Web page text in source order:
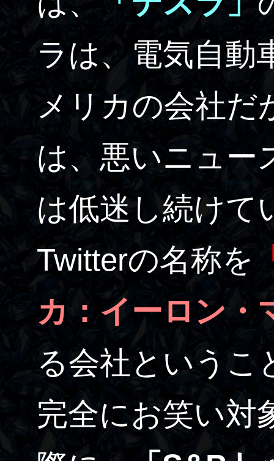
ラは、電気自動
メリカの会社だ
は、悪いニュー
は低迷し続けて
Twitterの名称を
カ：イーロン・
る会社というこ
完全にお笑い対